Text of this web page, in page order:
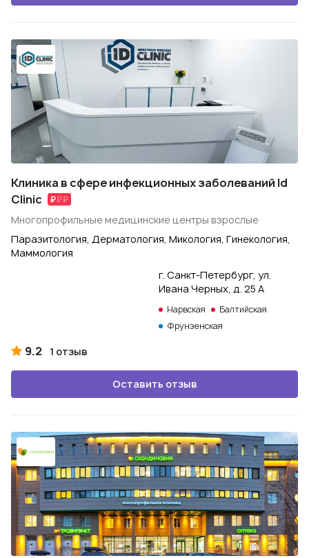
Клиника в сфере инфекционных заболеваний Id
Clinic
Многопрофильные медицинские центры взрослые
Паразитология, Дерматология, Микология, Гинекология,
Маммология
г. Санкт-Петербург, ул.
Ивана Черных, д. 25 А
Нарвская
Балтийская
Фрунзенская
9.2 1 отзыв
Оставить отзыв